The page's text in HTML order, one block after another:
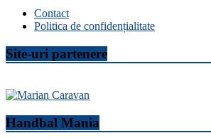
Contact
Politica de confidențialitate
Site-uri partenere
Handbal Mania